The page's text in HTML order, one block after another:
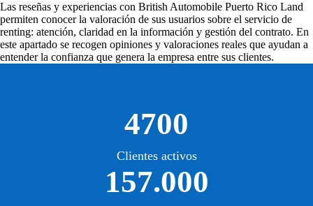
Las reseñas y experiencias con British Automobile Puerto Rico Land
permiten conocer la valoración de sus usuarios sobre el servicio de
renting: atención, claridad en la información y gestión del contrato. En
este apartado se recogen opiniones y valoraciones reales que ayudan a
entender la confianza que genera la empresa entre sus clientes.
4700
Clientes activos
157.000